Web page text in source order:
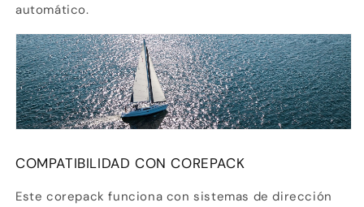
automático.
COMPATIBILIDAD CON COREPACK
Este corepack funciona con sistemas de dirección